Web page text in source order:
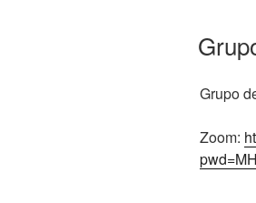
Grupo
Zoom: